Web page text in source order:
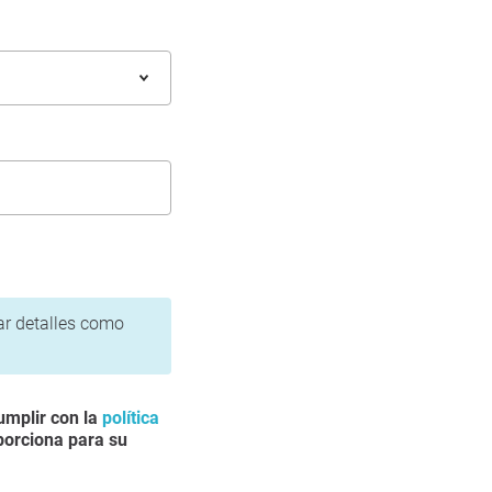
detalles como
con la política
para su